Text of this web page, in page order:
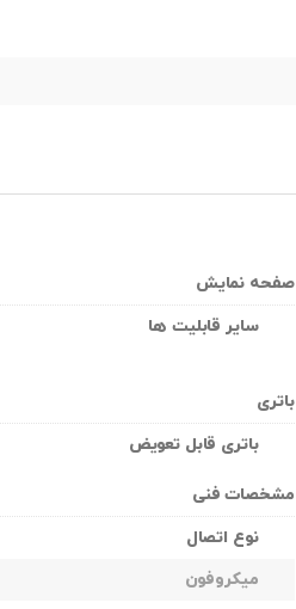
صفحه نمایش
سایر قابلیت ها
باتری
باتری قابل تعویض
مشخصات فنی
نوع اتصال
میکروفون